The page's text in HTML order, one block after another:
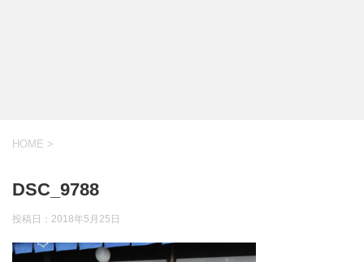
HOME >
DSC_9788
投稿日： 2018年5月25日